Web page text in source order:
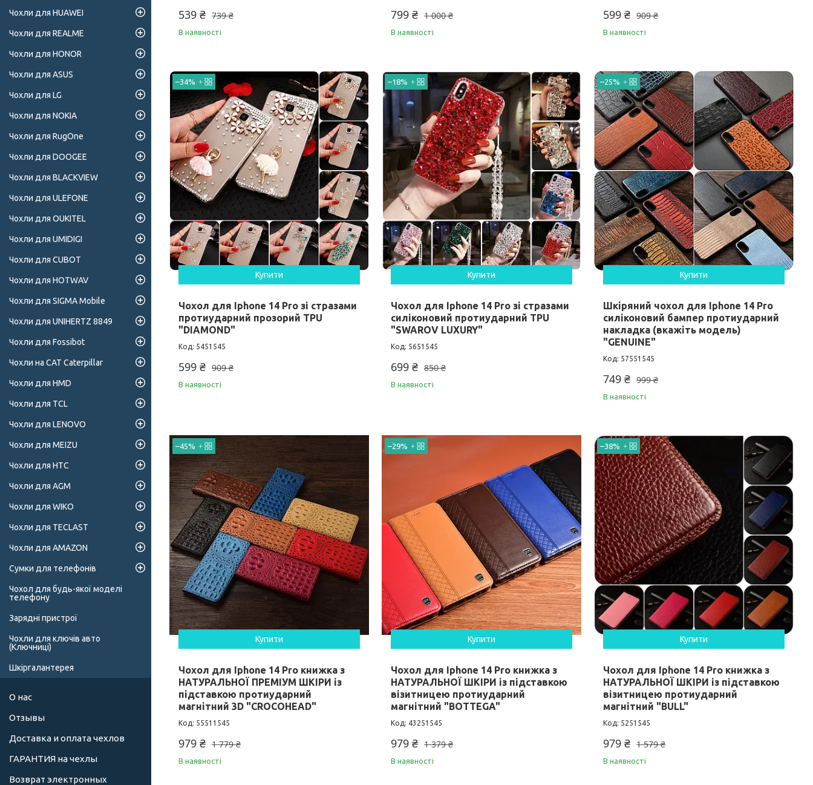
739 ₴
539 ₴
В наявності
1 000 ₴
799 ₴
В наявності
909 ₴
599 ₴
В наявності
–34%
Купити
Чохол для Iphone 14 Pro зі стразами
протиударний прозорий TPU
"DIAMOND"
5451545
909 ₴
599 ₴
В наявності
–18%
Купити
Чохол для Iphone 14 Pro зі стразами
силіконовий протиударний TPU
"SWAROV LUXURY"
5651545
850 ₴
699 ₴
В наявності
–25%
Купити
Шкіряний чохол для Iphone 14 Pro
силіконовий бампер протиударний
накладка (вкажіть модель)
"GENUINE"
57551545
999 ₴
749 ₴
В наявності
–45%
Купити
Чохол для Iphone 14 Pro книжка з
НАТУРАЛЬНОЇ ПРЕМІУМ ШКІРИ із
підставкою протиударний
магнітний 3D "CROCOHEAD"
55511545
1 779 ₴
979 ₴
В наявності
–29%
Купити
Чохол для Iphone 14 Pro книжка з
НАТУРАЛЬНОЇ ШКІРИ із підставкою
візитницею протиударний
магнітний "BOTTEGA"
43251545
1 379 ₴
979 ₴
В наявності
–38%
Купити
Чохол для Iphone 14 Pro книжка з
НАТУРАЛЬНОЇ ШКІРИ із підставкою
візитницею протиударний
магнітний "BULL"
5251545
1 579 ₴
979 ₴
В наявності
Чохли для HUAWEI
Чохли для REALME
Чохли для HONOR
Чохли для ASUS
Чохли для LG
Чохли для NOKIA
Чохли для RugOne
Чохли для DOOGEE
Чохли для BLACKVIEW
Чохли для ULEFONE
Чохли для OUKITEL
Чохли для UMIDIGI
Чохли для CUBOT
Чохли для HOTWAV
Чохли для SIGMA Mobile
Чохли для UNIHERTZ 8849
Чохли для Fossibot
Чохли на CAT Caterpillar
Чохли для HMD
Чохли для TCL
Чохли для LENOVO
Чохли для MEIZU
Чохли для HTC
Чохли для AGM
Чохли для WIKO
Чохли для TECLAST
Чохли для AMAZON
Сумки для телефонів
Чохол для будь-якої моделі
телефону
Зарядні пристрої
Чохли для ключів авто
(Ключниці)
Шкіргалантерея
О нас
Отзывы
Доставка и оплата чехлов
ГАРАНТИЯ на чехлы
Возврат электронных